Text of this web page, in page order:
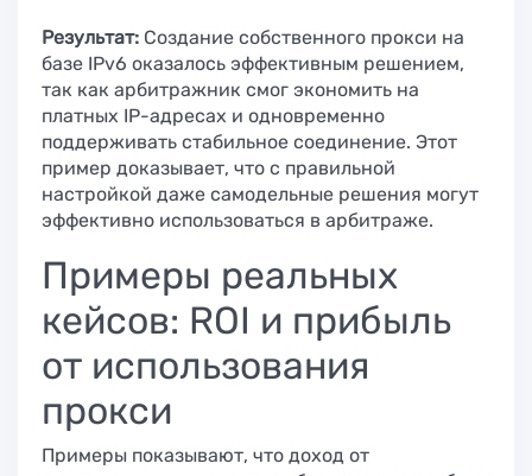
Результат: Создание собственного прокси на
базе IPv6 оказалось эффективным решением,
так как арбитражник смог экономить на
платных IP-адресах и одновременно
поддерживать стабильное соединение. Этот
пример доказывает, что с правильной
настройкой даже самодельные решения могут
эффективно использоваться в арбитраже.
Примеры реальных
кейсов: ROI и прибыль
от использования
прокси
Примеры показывают, что доход от